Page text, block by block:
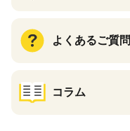
よくあるご質問
コラム